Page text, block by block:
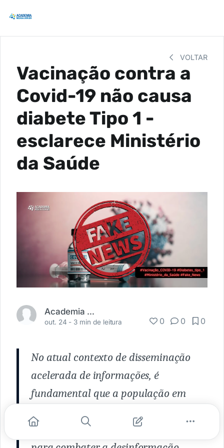
VOLTAR
Vacinação contra a
Covid-19 não causa
diabete Tipo 1 -
esclarece Ministério
da Saúde
Academia Médica
out. 24 - 3 min de leitura 0 0 0
No atual contexto de disseminação
acelerada de informações, é
fundamental que a população em
estejam bem informados e prontos